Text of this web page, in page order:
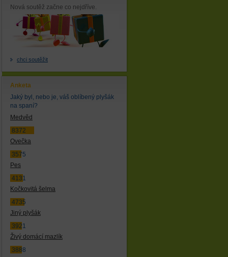
Nová soutěž začne co nejdříve.
chci soutěžit
Anketa
Jaký byl, nebo je, váš oblíbený plyšák
na spaní?
Medvěd
8372
Ovečka
3575
Pes
4131
Kočkovitá šelma
4735
Jiný plyšák
3921
Živý domácí mazlík
3888